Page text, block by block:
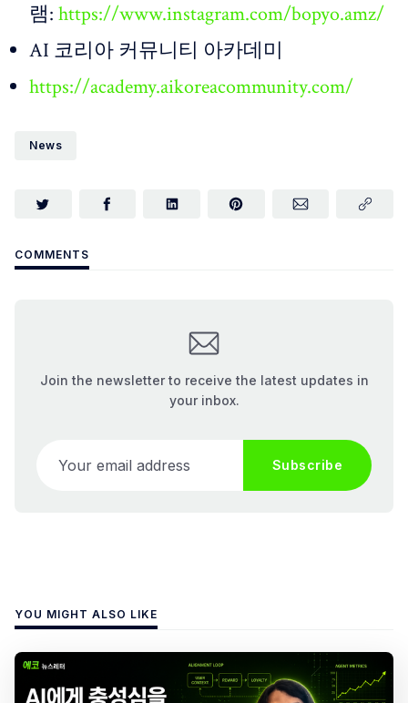
램: https://www.instagram.com/bopyo.amz/
AI 코리아 커뮤니티 아카데미
https://academy.aikoreacommunity.com/
News
COMMENTS
Join the newsletter to receive the latest updates in
your inbox.
Subscribe
YOU MIGHT ALSO LIKE